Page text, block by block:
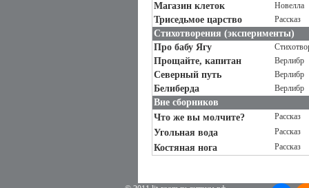
Магазин клеток
Новелла
Триседьмое царство Рассказ
Стихотворения (эксперименты)
Про бабу Ягу
Прощайте, капитан Верлибр
Северный путь Верлибр
Белиберда Верлибр
Вне сборников
Что же вы молчите?
Рассказ
Угольная вода Рассказ
Костяная нога Рассказ